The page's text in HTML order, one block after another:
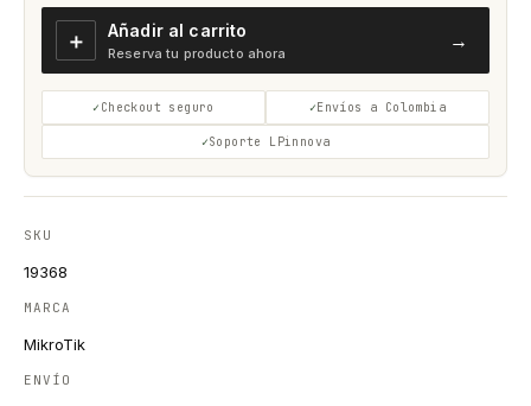
＋ Añadir al carrito
Reserva tu producto ahora
→
Checkout seguro Envíos a Colombia
Soporte LPinnova
SKU
19368
MARCA
MikroTik
ENVÍO